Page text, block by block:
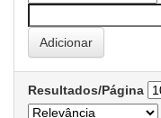
Resultados/Página